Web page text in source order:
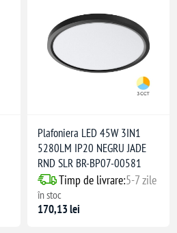
Plafoniera LED 45W 3IN1
5280LM IP20 NEGRU JADE
RND SLR BR-BP07-00581
Timp de livrare:5-7 zile
în stoc
170,13 lei